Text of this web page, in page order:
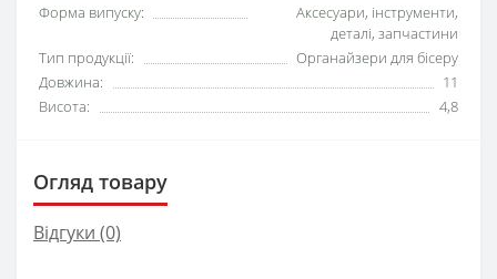
Форма випуску:
Аксесуари, інструменти,
деталі, запчастини
Тип продукції:
Органайзери для бісеру
Довжина:
11
Висота:
4,8
Огляд товару
Відгуки (0)